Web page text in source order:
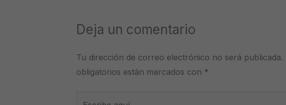
Deja un comentario
Tu dirección de correo electrónico no será publicada.
obligatorios están marcados con *